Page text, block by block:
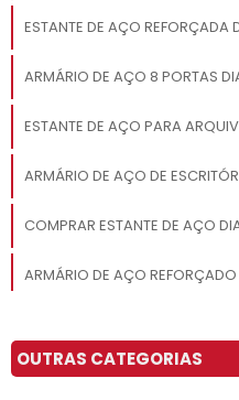
ESTANTE DE AÇO REFORÇADA
ARMÁRIO DE AÇO 8 PORTAS
ESTANTE DE AÇO PARA
ARMÁRIO DE AÇO DE
COMPRAR ESTANTE DE AÇO
ARMÁRIO DE AÇO
ONDE COMPRAR ESTANTE DE
OUTRAS CATEGORIAS